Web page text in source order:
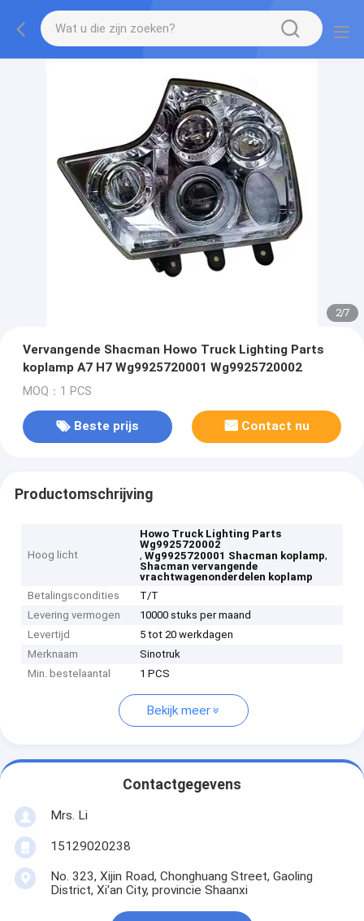
2/7
Vervangende Shacman Howo Truck Lighting Parts
koplamp A7 H7 Wg9925720001 Wg9925720002
MOQ：1 PCS
Beste prijs Contact nu
Productomschrijving
Hoog licht
Howo Truck Lighting Parts
Wg9925720002
,Wg9925720001 Shacman koplamp,
Shacman vervangende
vrachtwagenonderdelen koplamp
Betalingscondities
T/T
Levering vermogen
10000 stuks per maand
Levertijd
5 tot 20 werkdagen
Merknaam
Sinotruk
Min. bestelaantal
1 PCS
Bekijk meer
Contactgegevens
Mrs. Li
15129020238
No. 323, Xijin Road, Chonghuang Street, Gaoling
District, Xi'an City, provincie Shaanxi